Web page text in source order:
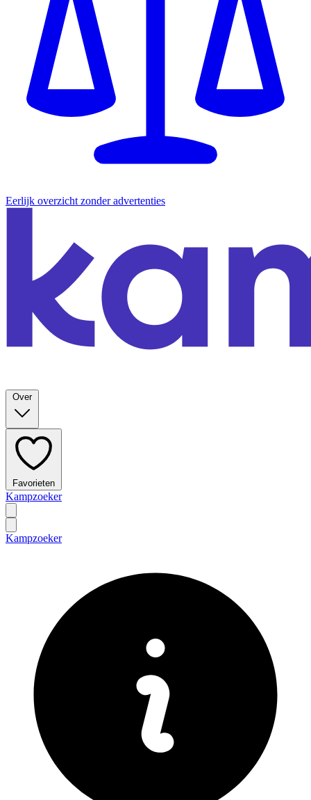
Eerlijk overzicht zonder advertenties
Over
Favorieten
Kampzoeker
Kampzoeker